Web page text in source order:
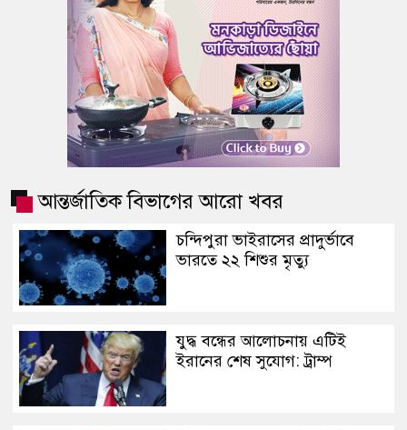
আন্তর্জাতিক বিভাগের আরো খবর
চন্দিপুরা ভাইরাসের প্রাদুর্ভাবে
ভারতে ২২ শিশুর মৃত্যু
যুদ্ধ বন্ধের আলোচনায় এটিই
ইরানের শেষ সুযোগ: ট্রাম্প